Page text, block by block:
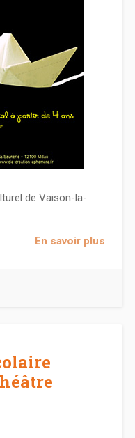
de Vaison-la-
En savoir plus